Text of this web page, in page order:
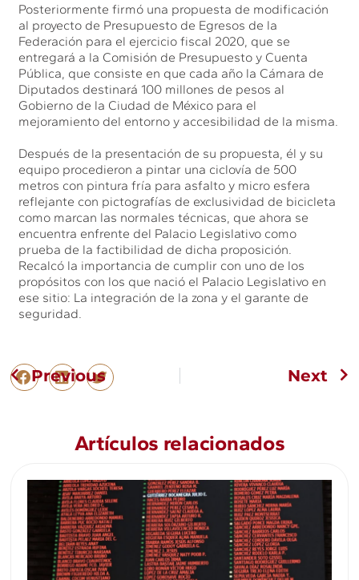
Posteriormente firmó una propuesta de modificación
al proyecto de Presupuesto de Egresos de la
Federación para el ejercicio fiscal 2020, que se
entregará a la Comisión de Presupuesto y Cuenta
Pública, que consiste en que cada año la Cámara de
Diputados destinará 100 millones de pesos al
Gobierno de la Ciudad de México para el
mejoramiento del entorno y accesibilidad de la misma.
Después de la presentación de su propuesta, él y su
equipo procedieron a pintar una ciclovía de 500
metros con pintura fría para asfalto y micro esfera
reflejante con pictografías de exclusividad de bicicleta
como marcan las normales técnicas, que ahora se
encuentra enfrente del Palacio Legislativo como
prueba de la factibilidad de dicha proposición.
Recalcó la importancia de cumplir con uno de los
propósitos con los que nació el Palacio Legislativo en
ese sitio: La integración de la zona y el garante de
seguridad.
Previous Next
Artículos relacionados